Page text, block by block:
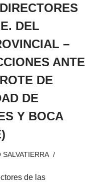
DEL
–
ANTE
DE
DE
Y BOCA
de las